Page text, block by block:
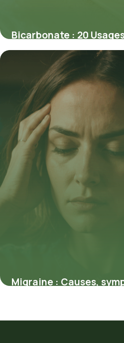
Bicarbonate : 20
2026
22 mai 2026
Migraine : Causes,